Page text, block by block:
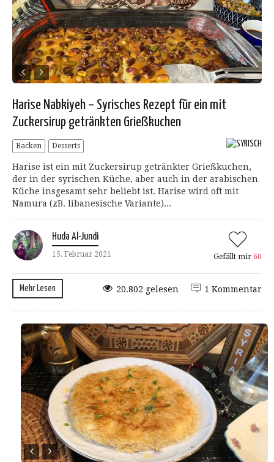
Harise Nabkiyeh – Syrisches Rezept für ein mit
Zuckersirup getränkten Grießkuchen
Backen Desserts
Harise ist ein mit Zuckersirup getränkter Grießkuchen,
der in der syrischen Küche, aber auch in der arabischen
Küche insgesamt sehr beliebt ist. Harise wird oft mit
Namura (zB. libanesische Variante)...
Huda Al-Jundi
15. Februar 2021 Gefällt mir 60
Mehr Lesen 1 Kommentar
20.802 gelesen